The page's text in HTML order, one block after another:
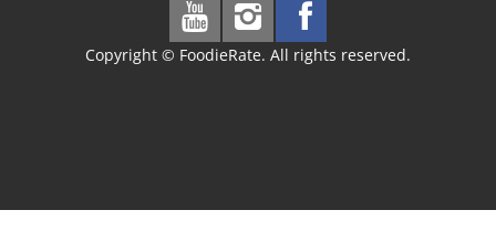
Copyright © FoodieRate. All rights reserved.